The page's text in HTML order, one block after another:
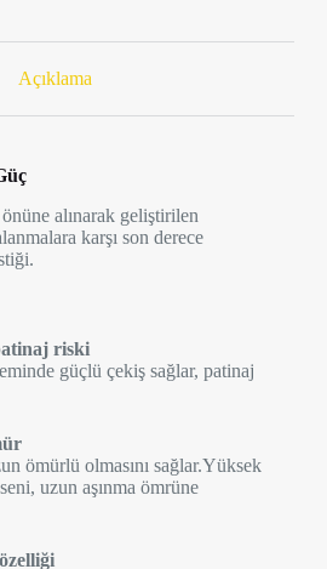
Açıklama
alınarak geliştirilen
karşı son derece
riski
güçlü çekiş sağlar, patinaj
ömürlü olmasını sağlar.Yüksek
uzun aşınma ömrüne